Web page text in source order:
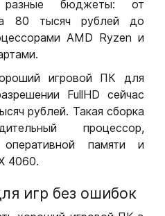
разные бюджеты: от
80 тысяч рублей до
AMD Ryzen и
игровой ПК для
FullHD сейчас
рублей. Такая сборка
процессор,
памяти и
4060.
игр без ошибок